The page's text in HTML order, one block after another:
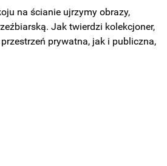
na ścianie ujrzymy obrazy,
Jak twierdzi kolekcjoner,
prywatna, jak i publiczna,